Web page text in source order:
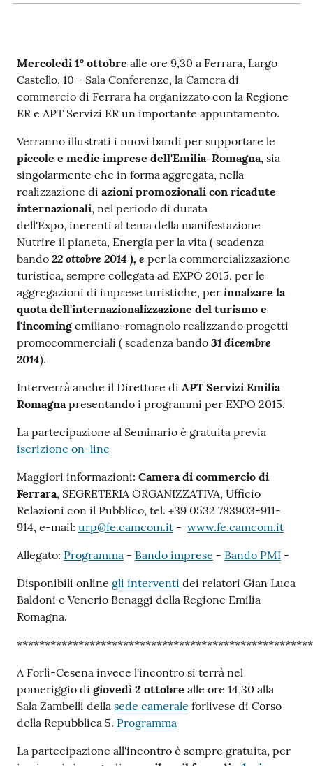
Mercoledì 1° ottobre alle ore 9,30 a Ferrara, Largo
Castello, 10 - Sala Conferenze, la Camera di
commercio di Ferrara ha organizzato con la Regione
ER e APT Servizi ER un importante appuntamento.
Verranno illustrati i nuovi bandi per supportare le
piccole e medie imprese dell'Emilia-Romagna, sia
singolarmente che in forma aggregata, nella
realizzazione di azioni promozionali con ricadute
internazionali, nel periodo di durata
dell'Expo, inerenti al tema della manifestazione
Nutrire il pianeta, Energia per la vita ( scadenza
bando 22 ottobre 2014 ), e per la commercializzazione
turistica, sempre collegata ad EXPO 2015, per le
aggregazioni di imprese turistiche, per innalzare la
quota dell'internazionalizzazione del turismo e
l'incomingemiliano-romagnolo realizzando progetti
promocommerciali ( scadenza bando 31 dicembre
2014).
Interverrà anche il Direttore di APT Servizi Emilia
Romagnapresentando i programmi per EXPO 2015.
La partecipazione al Seminario è gratuita previa
iscrizione on-line
Maggiori informazioni: Camera di commercio di
Ferrara, SEGRETERIA ORGANIZZATIVA, Ufficio
Relazioni con il Pubblico, tel. +39 0532 783903-911-
914, e-mail: urp@fe.camcom.it - www.fe.camcom.it
Allegato: Programma - Bando imprese - Bando PMI -
Disponibili online gli interventi dei relatori Gian Luca
Baldoni e Venerio Benaggi della Regione Emilia
Romagna.
A Forlì-Cesena invece l'incontro si terrà nel
pomeriggio di giovedì 2 ottobre alle ore 14,30 alla
Sala Zambelli della sede camerale forlivese di Corso
della Repubblica 5. Programma
La partecipazione all'incontro è sempre gratuita, per